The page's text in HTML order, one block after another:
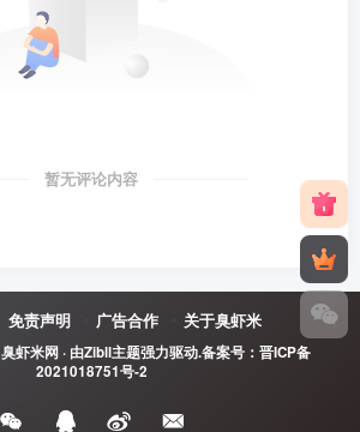
暂无评论内容
免责声明 广告合作 关于臭虾米
臭虾米网· 由Zibll主题强力驱动.备案号： 晋ICP备
2021018751号-2